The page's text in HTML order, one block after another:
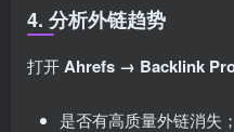
4. 分析外链趋势
打开Ahrefs → Backlink
是否有高质量外链消失；